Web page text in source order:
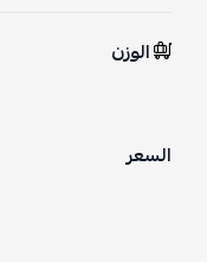
الوزن
السعر